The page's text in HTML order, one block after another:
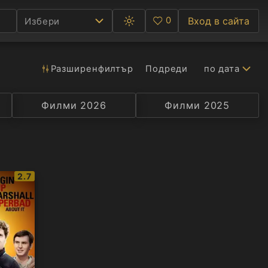
Избери
C
Превключване
между
светла
Любими
0 Вход в сайта
Разширенфилтър Подреди по дата
Селекция Превод Актьор
Филми 2026 Филми 2025
IMDb
2.7